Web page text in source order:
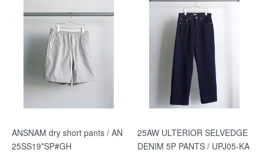
ANSNAM dry short pants / AN
25SS19*SP#GH
25AW ULTERIOR SELVEDGE
DENIM 5P PANTS / UPJ05-KA